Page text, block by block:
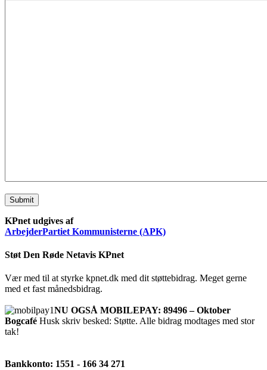
Submit
KPnet udgives af
ArbejderPartiet Kommunisterne (APK)
Støt Den Røde Netavis KPnet
Vær med til at styrke kpnet.dk med dit støttebidrag. Meget gerne
med et fast månedsbidrag.
NU OGSÅ MOBILEPAY: 89496 – Oktober
Bogcafé Husk skriv besked: Støtte. Alle bidrag modtages med stor
tak!
Bankkonto: 1551 - 166 34 271